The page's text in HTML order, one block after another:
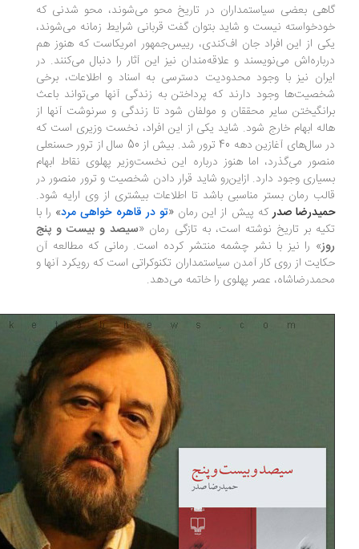
بعضی سیاستمداران در تاریخ محو می‌شوند، محو شدنی که
نیست و شاید بتوان گفت قربانی شرایط زمانه می‌شوند،
از این افراد جان اف‌کندی، رییس‌جمهور امریکاست که هنوز هم
می‌نویسند و علاقه‌مندان نیز این آثار را دنبال می‌کنند. در
نیز با وجود محدودیت دسترسی به اسناد و اطلاعات، برخی
وجود دارند که پرداختن به زندگی آنها می‌تواند باعث
سایر محققان و مولفان شود تا زندگی و سرنوشت آنها از
ابهام خارج شود. شاید یکی از این افراد، نخست وزیری است که
در سال‌های آغازین دهه 40 ترور شد. بیش از 50 سال از ترور حسنعلی
می‌گذرد، اما هنوز درباره این نخست‌وزیر پهلوی نقاط ابهام
وجود دارد. ازاین‌رو شاید قرار دادن شخصیت و ترور منصور در
رمان بستر مناسبی باشد تا اطلاعات بیشتری از وی ارایه شود.
صدر که پیش از این رمان« تو در قاهره خواهی مرد»را با
بر تاریخ نوشته است، به تازگی رمان « سیصد و بیست و پنج
» را نیز با نشر چشمه منتشر کرده است. رمانی که مطالعه آن
از روی کار آمدن سیاستمداران تکنوکراتی است که رویکرد آنها و
عصر پهلوی را خاتمه می‌دهد.